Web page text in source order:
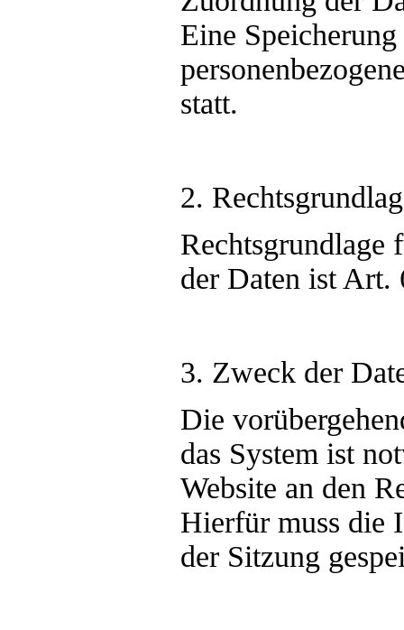
Eine
statt.
2.
Rechtsgrundlage
der Daten ist
3. Zweck der
Die
das System ist
Website an den
Hierfür muss die
der Sitzung